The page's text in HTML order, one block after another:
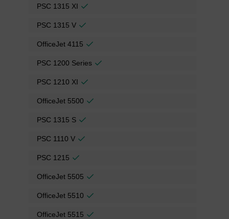
PSC 1315 XI
PSC 1315 V
OfficeJet 4115
PSC 1200 Series
PSC 1210 XI
OfficeJet 5500
PSC 1315 S
PSC 1110 V
PSC 1215
OfficeJet 5505
OfficeJet 5510
OfficeJet 5515